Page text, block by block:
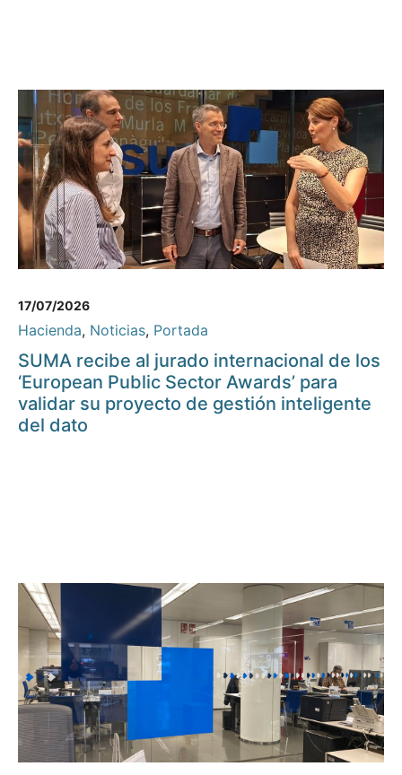
17/07/2026
Hacienda, Noticias, Portada
SUMA recibe al jurado internacional de los
‘European Public Sector Awards’ para
validar su proyecto de gestión inteligente
del dato